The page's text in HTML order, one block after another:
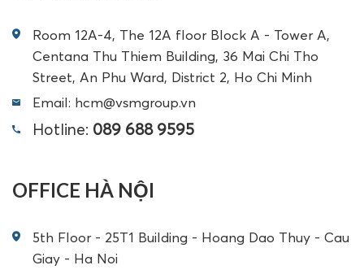
Room 12A-4, The 12A floor Block A - Tower A,
Centana Thu Thiem Building, 36 Mai Chi Tho
Street, An Phu Ward, District 2, Ho Chi Minh
Email: hcm@vsmgroup.vn
Hotline: 089 688 9595
OFFICE HÀ NỘI
5th Floor - 25T1 Building - Hoang Dao Thuy - Cau
Giay - Ha Noi